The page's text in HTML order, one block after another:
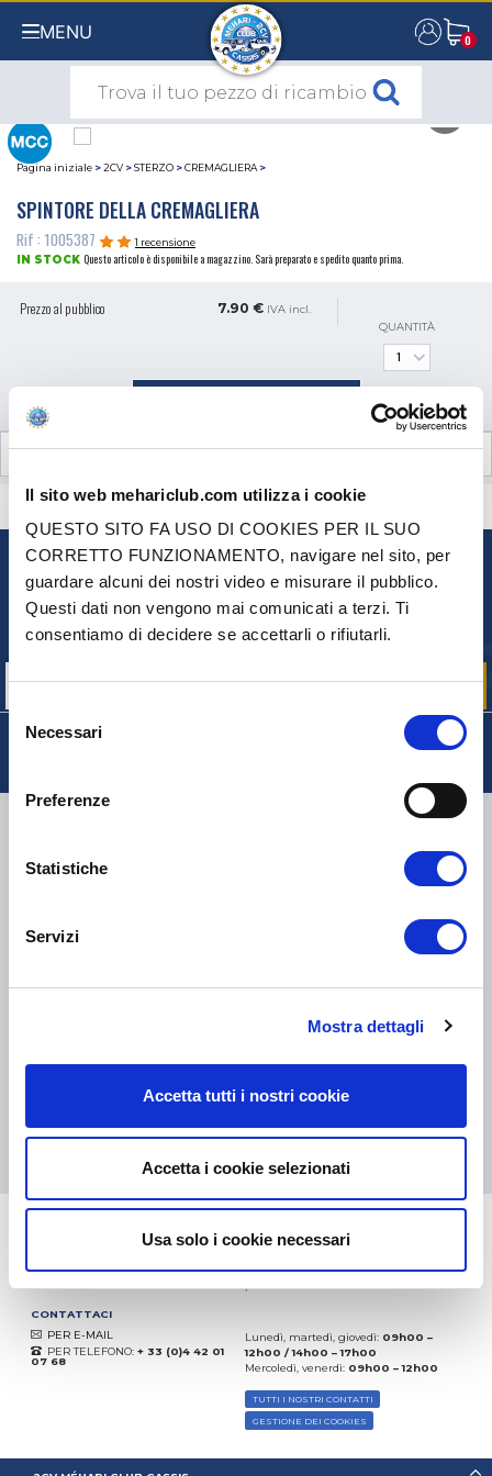
Il sito web mehariclub.com utilizza i cookie
QUESTO SITO FA USO DI COOKIES PER IL SUO
CORRETTO FUNZIONAMENTO, navigare nel sito, per
guardare alcuni dei nostri video e misurare il pubblico.
Questi dati non vengono mai comunicati a terzi. Ti
consentiamo di decidere se accettarli o rifiutarli.
Selezione
delNecessari
Preferenze
Statistiche
Servizi
Mostra dettagli
Accetta tutti i nostri cookie
Accetta i cookie selezionati
Usa solo i cookie necessari
MENU 0
0
Pagina iniziale >2CV >STERZO >CREMAGLIERA >
SPINTORE DELLA CREMAGLIERA
Rif : 1005387
1 recensione
IN STOCK Questo articolo è disponibile a magazzino. Sarà preparato e spedito quanto prima.
Prezzo al pubblico 7.90 € IVA incl.
QUANTITÀ
RECENSIONI CLIENTI (1)
CONTATTACI
NEWSLETTER
Iscriviti per ricevere gratuitamente
le nostre offerte promozionali e le novità sui prodotti
COLLI DI PICCOLE DIMENSIONI:
TNT, GÉODIS, FRANCE
Eccellente:4.5/5
(dal 2018)
CONTATTACI
PER E-MAIL
PER TELEFONO: + 33 (0)4 42 01
07 68
Lunedì, martedì, giovedì: 09h00 –
12h00 / 14h00 – 17h00
Mercoledì, venerdì: 09h00 – 12h00
TUTTI I NOSTRI CONTATTI
GESTIONE DEI COOKIES